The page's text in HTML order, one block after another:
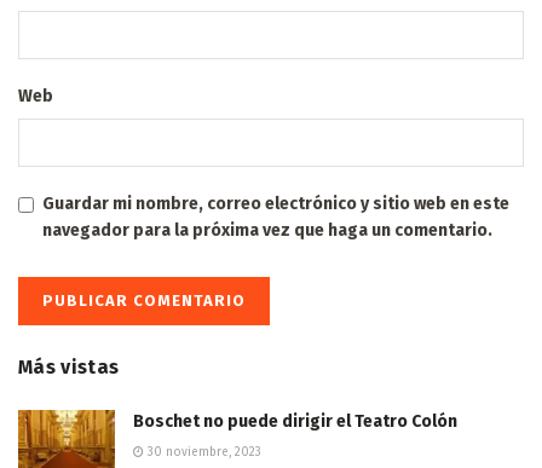
Web
Guardar mi nombre, correo electrónico y sitio web en este
navegador para la próxima vez que haga un comentario.
Más vistas
Boschet no puede dirigir el Teatro Colón
30 noviembre, 2023